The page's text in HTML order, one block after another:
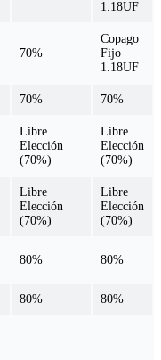
1.18UF
70%
Copago
Fijo
1.18UF
70% 70%
Libre
Elección
(70%)
Libre
Elección
(70%)
Libre
Elección
(70%)
Libre
Elección
(70%)
80% 80%
80% 80%